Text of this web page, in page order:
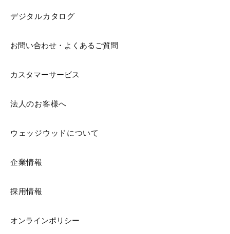
デジタルカタログ
お問い合わせ・よくあるご質問
カスタマーサービス
法人のお客様へ
ウェッジウッドについて
企業情報
採用情報
オンラインポリシー